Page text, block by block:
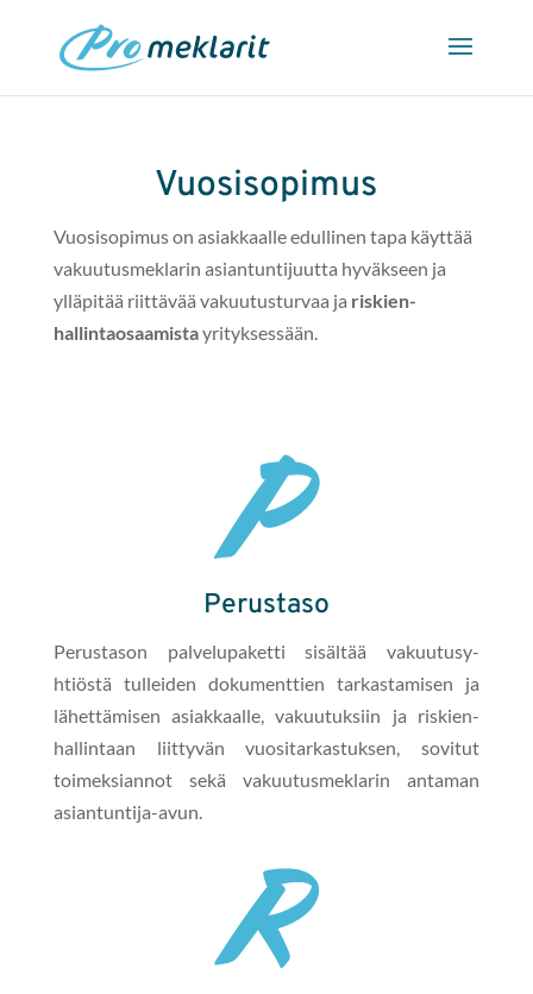
Vuosisopimus
Vuo­sisopimus on asi­akkaalle edulli­nen tapa käyt­tää
vaku­u­tus­meklar­in asiantun­ti­ju­ut­ta hyväk­seen ja
ylläpitää riit­tävää vaku­u­tus­tur­vaa ja riskien­
hallintaosaamistayrityksessään.
Perustaso
Perus­ta­son palvelu­paket­ti sisältää vaku­u­tusy­
htiöstä tullei­den doku­ment­tien tarkas­tamisen ja
lähet­tämisen asi­akkaalle, vaku­u­tuk­si­in ja riskien­
hallintaan liit­tyvän vuosi­tarkas­tuk­sen, sovi­tut
toimek­sian­not sekä vaku­u­tus­meklar­in anta­man
asiantuntija-avun.